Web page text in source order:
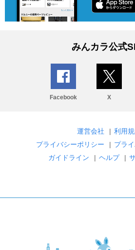
みんカラ公式
Facebook X
運営会社 | 利用
プライバシーポリシー
| プラ
ガイドライン
| ヘルプ |